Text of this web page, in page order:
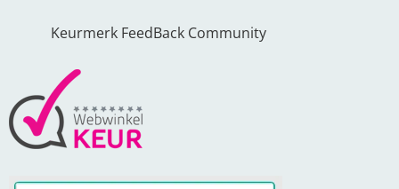
Keurmerk FeedBack Community